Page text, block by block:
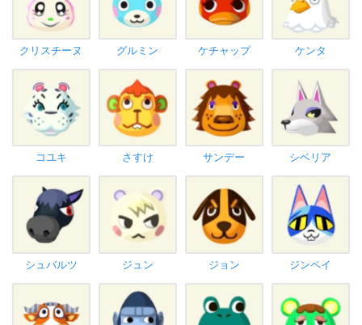
クリスチーヌ グルミン ケチャップ ケンタ
コユキ さすけ サンデー シベリア
シュバルツ ジュン ジョン ジンペイ